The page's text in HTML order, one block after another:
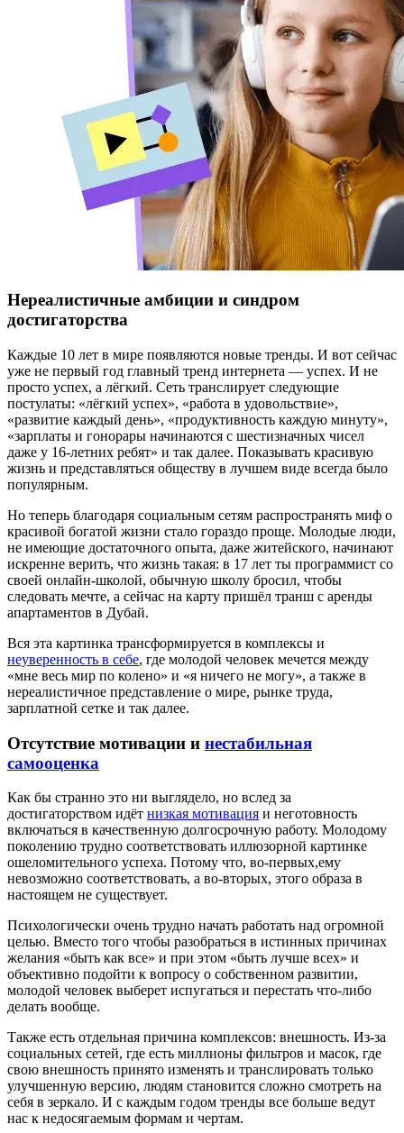
Нереалистичные амбиции и синдром
достигаторства
Каждые 10 лет в мире появляются новые тренды. И вот сейчас
уже не первый год главный тренд интернета — успех. И не
просто успех, а лёгкий. Сеть транслирует следующие
постулаты: «лёгкий успех», «работа в удовольствие»,
«развитие каждый день», «продуктивность каждую минуту»,
«зарплаты и гонорары начинаются с шестизначных чисел
даже у 16-летних ребят» и так далее. Показывать красивую
жизнь и представляться обществу в лучшем виде всегда было
популярным.
Но теперь благодаря социальным сетям распространять миф о
красивой богатой жизни стало гораздо проще. Молодые люди,
не имеющие достаточного опыта, даже житейского, начинают
искренне верить, что жизнь такая: в 17 лет ты программист со
своей онлайн-школой, обычную школу бросил, чтобы
следовать мечте, а сейчас на карту пришёл транш с аренды
апартаментов в Дубай.
Вся эта картинка трансформируется в комплексы и
неуверенность в себе, где молодой человек мечется между
«мне весь мир по колено» и «я ничего не могу», а также в
нереалистичное представление о мире, рынке труда,
зарплатной сетке и так далее.
Отсутствие мотивации и нестабильная
самооценка
Как бы странно это ни выглядело, но вслед за
достигаторством идёт низкая мотивация и неготовность
включаться в качественную долгосрочную работу. Молодому
поколению трудно соответствовать иллюзорной картинке
ошеломительного успеха. Потому что, во-первых,ему
невозможно соответствовать, а во-вторых, этого образа в
настоящем не существует.
Психологически очень трудно начать работать над огромной
целью. Вместо того чтобы разобраться в истинных причинах
желания «быть как все» и при этом «быть лучше всех» и
объективно подойти к вопросу о собственном развитии,
молодой человек выберет испугаться и перестать что-либо
делать вообще.
Также есть отдельная причина комплексов: внешность. Из-за
социальных сетей, где есть миллионы фильтров и масок, где
свою внешность принято изменять и транслировать только
улучшенную версию, людям становится сложно смотреть на
себя в зеркало. И с каждым годом тренды все больше ведут
нас к недосягаемым формам и чертам.